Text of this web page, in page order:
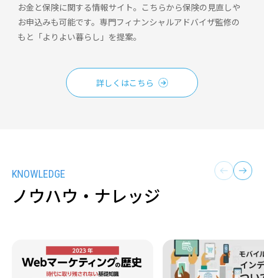
お金と保険に関する情報サイト。こちらから保険の見直しや
お申込みも可能です。専門フィナンシャルアドバイザ監修の
もと「よりよい暮らし」を提案。
詳しくはこちら
ノウハウ・ナレッジ